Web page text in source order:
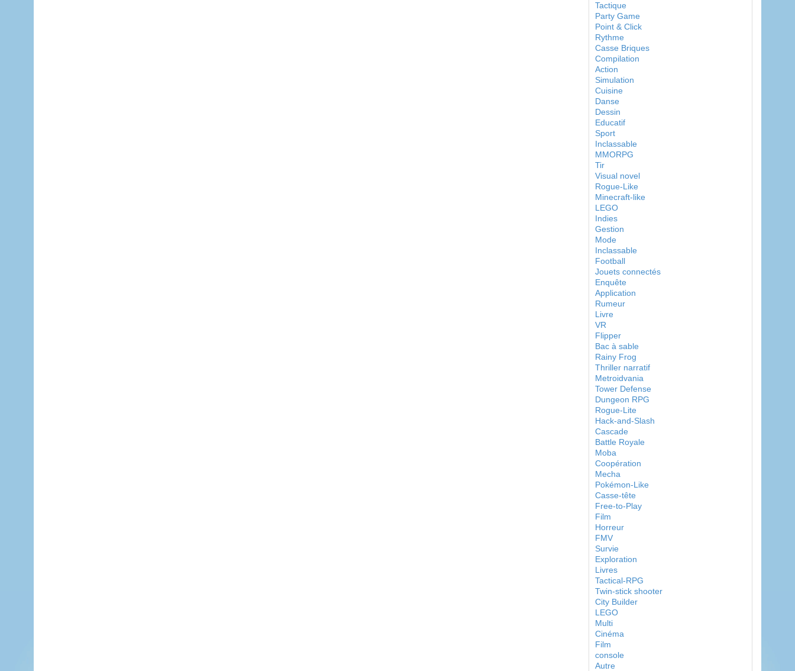
Tactique
Party Game
Point & Click
Rythme
Casse Briques
Compilation
Action
Simulation
Cuisine
Danse
Dessin
Educatif
Sport
Inclassable
MMORPG
Tir
Visual novel
Rogue-Like
Minecraft-like
LEGO
Indies
Gestion
Mode
Inclassable
Football
Jouets connectés
Enquête
Application
Rumeur
Livre
VR
Flipper
Bac à sable
Rainy Frog
Thriller narratif
Metroidvania
Tower Defense
Dungeon RPG
Rogue-Lite
Hack-and-Slash
Cascade
Battle Royale
Moba
Coopération
Mecha
Pokémon-Like
Casse-tête
Free-to-Play
Film
Horreur
FMV
Survie
Exploration
Livres
Tactical-RPG
Twin-stick shooter
City Builder
LEGO
Multi
Cinéma
Film
console
Autre